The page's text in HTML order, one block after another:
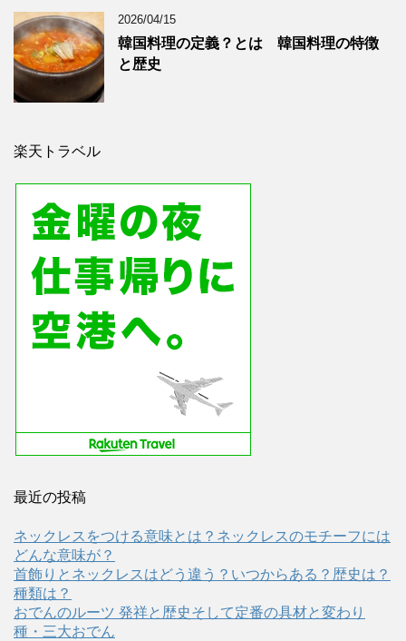
2026/04/15
韓国料理の定義？とは 韓国料理の特徴
と歴史
楽天トラベル
最近の投稿
ネックレスをつける意味とは？ネックレスのモチーフには
どんな意味が？
首飾りとネックレスはどう違う？いつからある？歴史は？
種類は？
おでんのルーツ 発祥と歴史そして定番の具材と変わり
種・三大おでん